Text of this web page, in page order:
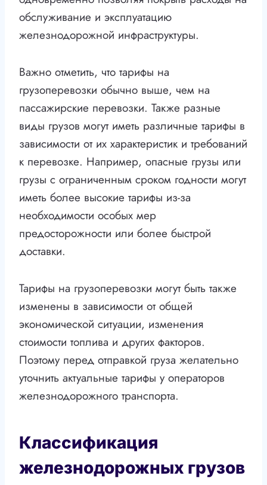
обслуживание и эксплуатацию
железнодорожной инфраструктуры.
Важно отметить, что тарифы на
грузоперевозки обычно выше, чем на
пассажирские перевозки. Также разные
виды грузов могут иметь различные тарифы в
зависимости от их характеристик и требований
к перевозке. Например, опасные грузы или
грузы с ограниченным сроком годности могут
иметь более высокие тарифы из-за
необходимости особых мер
предосторожности или более быстрой
доставки.
Тарифы на грузоперевозки могут быть также
изменены в зависимости от общей
экономической ситуации, изменения
стоимости топлива и других факторов.
Поэтому перед отправкой груза желательно
уточнить актуальные тарифы у операторов
железнодорожного транспорта.
Классификация
железнодорожных грузов